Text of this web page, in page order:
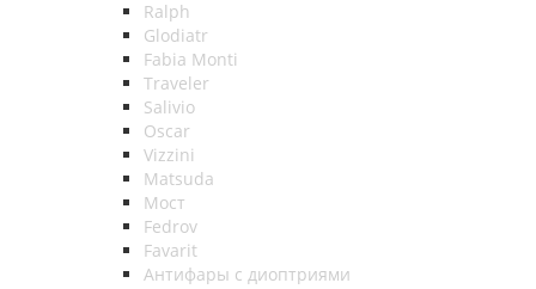
Ralph
Glodiatr
Fabia Monti
Traveler
Salivio
Oscar
Vizzini
Matsuda
Мост
Fedrov
Favarit
Антифары с диоптриями